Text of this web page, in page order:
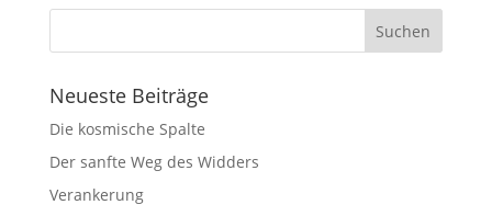
Neueste Beiträge
Die kosmische Spalte
Der sanfte Weg des Widders
Verankerung